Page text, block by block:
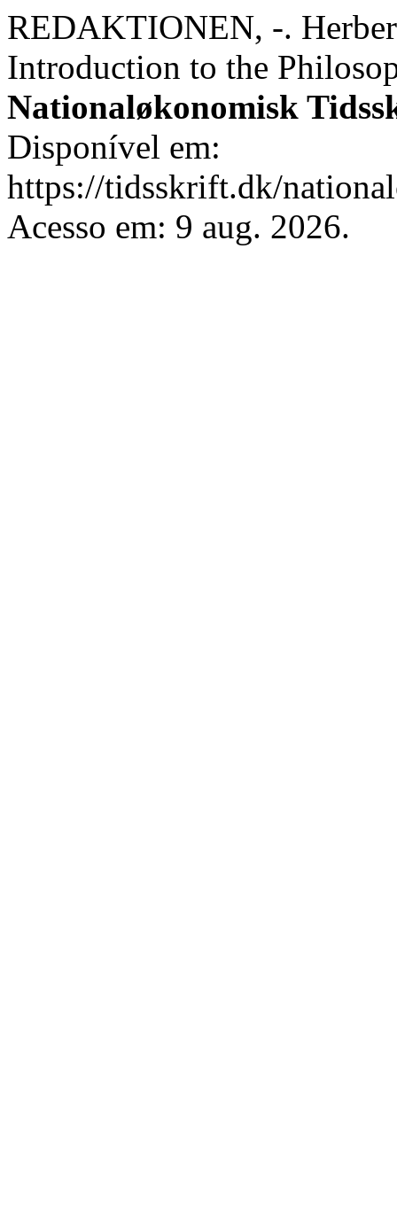
REDAKTIONEN, -.
Introduction to the
Nationaløkonomisk
Disponível em:
https://tidsskrift.dk/
Acesso em: 9 aug. 2026.